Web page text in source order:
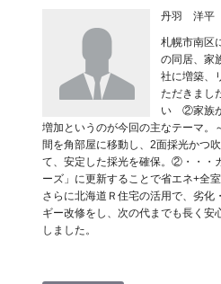
丹羽 洋平
札幌市南区
の同居、家
社に増築、
ただきまし
い ②家族が
増加というのが今回の主なテーマ
間を角部屋に移動し、2面採光かつ
て、安定した採光を確保。②・・・
ーズ」に更新することで省エネ+全
さらに北海道Ｒ住宅の活用で、劣化
ギー改修をし、次の代までも長く安
しました。